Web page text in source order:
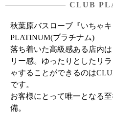
CLUB
秋葉原バスローブ『いちゃ
PLATINUM(プラチナム)
落ち着いた高級感ある店内
リー感。ゆったりとしたリ
ゃすることができるのは
です。
お客様にとって唯一となる
備。